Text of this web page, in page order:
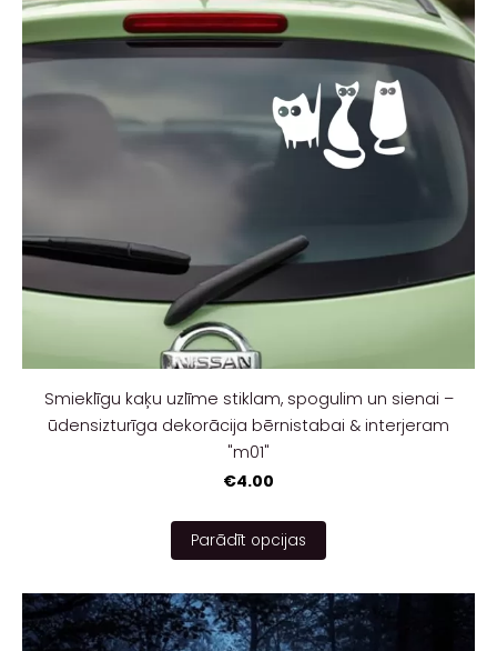
Smieklīgu kaķu uzlīme stiklam, spogulim un sienai –
ūdensizturīga dekorācija bērnistabai & interjeram
"m01"
€4.00
Parādīt opcijas